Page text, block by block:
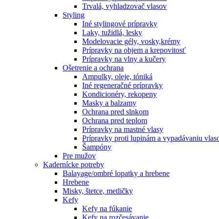
Trvalá, vyhladzovač vlasov
Styling
Iné stylingové prípravky
Laky, tužidlá, lesky
Modelovacie gély, vosky,krémy
Prípravky na objem a krepovitosť
Prípravky na vlny a kučery
Ošetrenie a ochrana
Ampulky, oleje, tóniká
Iné regeneračné prípravky
Kondicionéry, rekopeny
Masky a balzamy
Ochrana pred slnkom
Ochrana pred teplom
Prípravky na mastné vlasy
Prípravky proti lupinám a vypadávaniu
Šampóny
Pre mužov
Kadernícke potreby
Balayage/ombré lopatky a hrebene
Hrebene
Misky, štetce, metličky
Kefy
Kefy na fúkanie
Kefy na rozčesávanie